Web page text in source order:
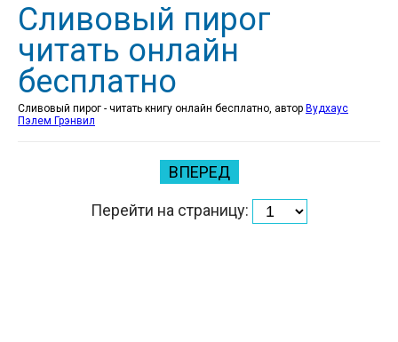
Сливовый пирог
читать онлайн
бесплатно
Сливовый пирог - читать книгу онлайн бесплатно, автор Вудхаус
Пэлем Грэнвил
ВПЕРЕД
Перейти на страницу: